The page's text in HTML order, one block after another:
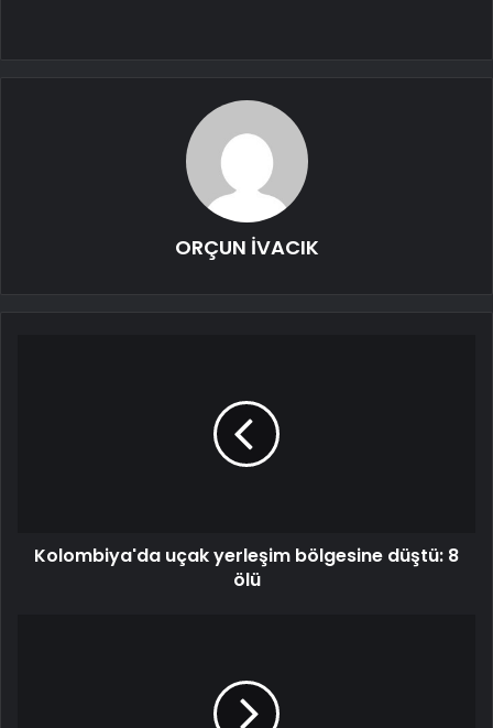
ORÇUN İVACIK
Kolombiya'da uçak yerleşim bölgesine düştü: 8
ölü